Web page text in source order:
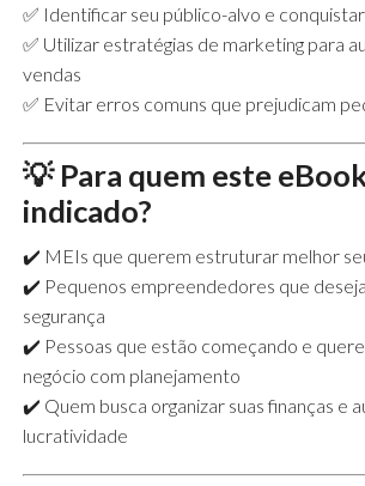
✅ Identificar seu público-alvo e
✅ Utilizar estratégias de marketing para
vendas
✅ Evitar erros comuns que prejudicam
💡 Para quem este
indicado?
✔️ MEIs que querem estruturar melhor
✔️ Pequenos empreendedores que
segurança
✔️ Pessoas que estão começando e
negócio com planejamento
✔️ Quem busca organizar suas finanças e
lucratividade